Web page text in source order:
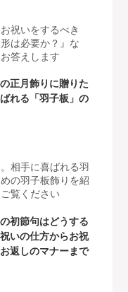
祝いをするべき
は必要か？』な
答えします
正月飾りに贈りた
れる「羽子板」の
相手に喜ばれる羽
の羽子板飾りを紹
覧ください
初節句はどうする
いの仕方からお祝
返しのマナーまで